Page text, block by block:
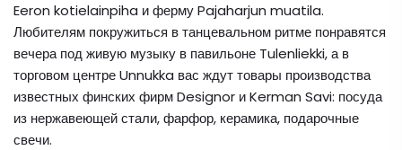
Eeron kotielainpiha и ферму Pajaharjun muatila.
Любителям покружиться в танцевальном ритме понравятся
вечера под живую музыку в павильоне Tulenliekki, а в
торговом центре Unnukka вас ждут товары производства
известных финских фирм Designor и Kerman Savi: посуда
из нержавеющей стали, фарфор, керамика, подарочные
свечи.